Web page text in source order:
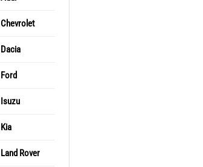
Chevrolet
Dacia
Ford
Isuzu
Kia
Land Rover